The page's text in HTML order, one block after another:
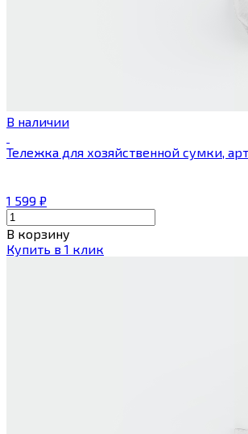
В наличии
Тележка для хозяйственной сумки,
1 599 ₽
В корзину
Купить в 1 клик